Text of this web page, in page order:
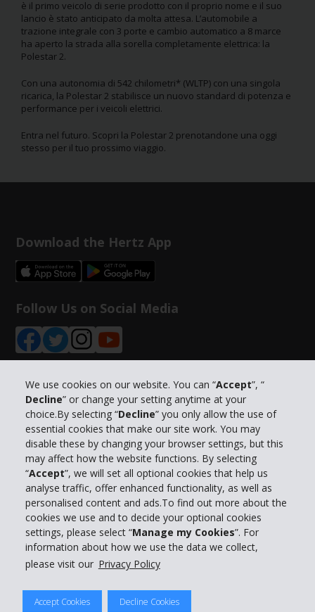
We use cookies on our website. You can “Accept”, “
Decline” or change your setting anytime at your
choice.By selecting “Decline” you only allow the use of
essential cookies that make our site work. You may
disable these by changing your browser settings, but this
may affect how the website functions. By selecting
“Accept”, we will set all optional cookies that help us
analyse traffic, offer enhanced functionality, as well as
personalised content and ads.To find out more about the
cookies we use and to decide your optional cookies
settings, please select “Manage my Cookies”. For
information about how we use the data we collect,
please visit our Privacy Policy
Accept Cookies Decline Cookies
è il primo veicolo di serie prodotto con il proprio nome e il suo
lancio è stato anticipato da molta attesa. L’automobile a
trazione integrale con 3 porte e cambio automatico a 8 marce
ha aperto la strada alla sorella completamente elettrica: la
Polestar 2.
Con una autonomia di 542 chilometri* (WLTP) con una singola
ricarica, la Polestar 2 stabilisce un nuovo standard di potenza e
performance per i veicoli elettrici.
Entra nel futuro. Scopri la Polestar 2 prenotandone una oggi
stesso per il tuo prossimo viaggio.
Download the Hertz App
Follow Us on Social Media
Info su Hertz
Business
Customer Service
Prenota con Hertz
© 2026 The Hertz System, Inc.
Privacy Policy | Condizioni di Utilizzo |